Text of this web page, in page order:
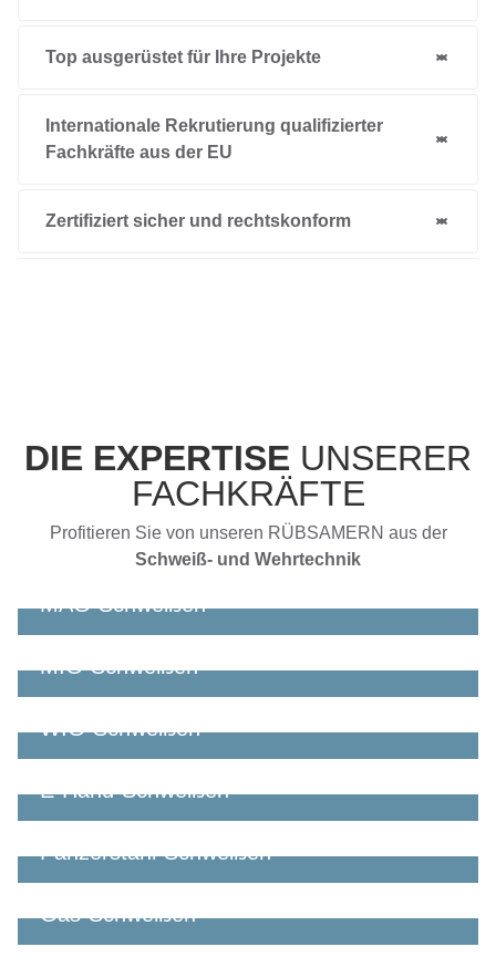
Top ausgerüstet für Ihre Projekte
Internationale Rekrutierung qualifizierter
Fachkräfte aus der EU
Zertifiziert sicher und rechtskonform
DIE EXPERTISE UNSERER
FACHKRÄFTE
Profitieren Sie von unseren RÜBSAMERN aus der
Schweiß- und Wehrtechnik
MAG-Schweißen
MIG-Schweißen
WIG-Schweißen
E-Hand-Schweißen
Panzerstahl-Schweißen
Gas-Schweißen